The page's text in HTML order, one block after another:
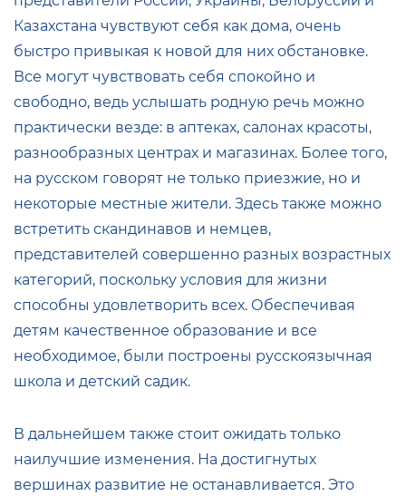
Казахстана чувствуют себя как дома, очень
быстро привыкая к новой для них обстановке.
Все могут чувствовать себя спокойно и
свободно, ведь услышать родную речь можно
практически везде: в аптеках, салонах красоты,
разнообразных центрах и магазинах. Более того,
на русском говорят не только приезжие, но и
некоторые местные жители. Здесь также можно
встретить скандинавов и немцев,
представителей совершенно разных возрастных
категорий, поскольку условия для жизни
способны удовлетворить всех. Обеспечивая
детям качественное образование и все
необходимое, были построены русскоязычная
школа и детский садик.
В дальнейшем также стоит ожидать только
наилучшие изменения. На достигнутых
вершинах развитие не останавливается. Это